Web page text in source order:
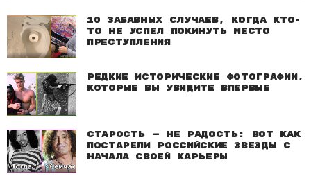
10 забавных случаев, когда кто-
то не успел покинуть место
преступления
Редкие исторические фотографии,
которые вы увидите впервые
Старость — не радость: Вот как
постарели российские звезды с
начала своей карьеры